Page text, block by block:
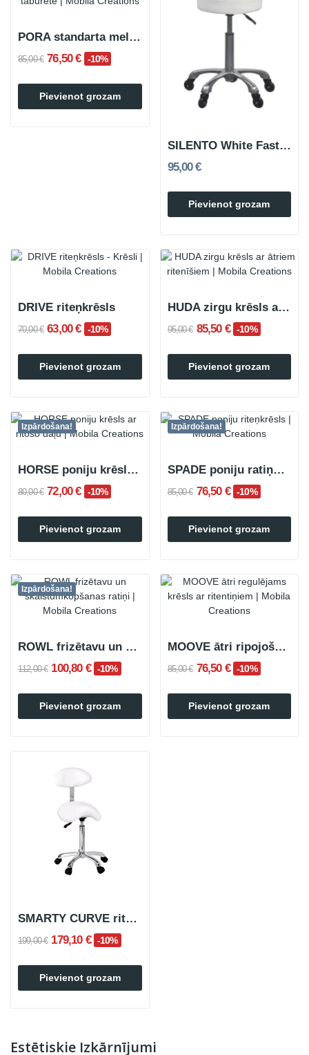
Estētiskie Izkārnījumi
PORA standarta melnais taburete
85,00 € 76,50 € -10%
Pievienot grozam
SILENTO White Fast Rolling Stool
95,00 €
Pievienot grozam
DRIVE riteņkrēsls
70,00 € 63,00 € -10%
Pievienot grozam
HUDA zirgu krēsls ar ātriem ritentiņiem
95,00 € 85,50 € -10%
Pievienot grozam
Izpārdošana!
HORSE poniju krēsls ar ritošo daļu
80,00 € 72,00 € -10%
Pievienot grozam
Izpārdošana!
SPADE poniju ratiņu krēsls
85,00 € 76,50 € -10%
Pievienot grozam
Izpārdošana!
ROWL frizētavu un skaistumkopšanas ratiņi
112,00 € 100,80 € -10%
Pievienot grozam
MOOVE ātri ripojošs krēsls
85,00 € 76,50 € -10%
Pievienot grozam
SMARTY CURVE riteņkrēsls ar atzveltni
199,00 € 179,10 € -10%
Pievienot grozam